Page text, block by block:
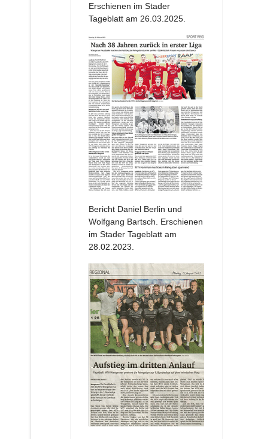
Erschienen im Stader
Tageblatt am 26.03.2025.
Bericht Daniel Berlin und
Wolfgang Bartsch. Erschienen
im Stader Tageblatt am
28.02.2023.